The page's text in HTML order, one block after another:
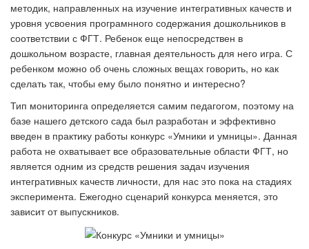
методик, направленных на изучение интегративных качеств и
уровня усвоения програмнного содержания дошкольников в
соответствии с ФГТ. Ребенок еще непосредствен в
дошкольном возрасте, главная деятельность для него игра. С
ребенком можно об очень сложных вещах говорить, но как
сделать так, чтобы ему было понятно и интересно?
Тип мониторинга определяется самим педагогом, поэтому на
базе нашего детского сада был разработан и эффективно
введен в практику работы конкурс «Умники и умницы». Данная
работа не охватывает все образовательные области ФГТ, но
является одним из средств решения задач изучения
интегративных качеств личности, для нас это пока на стадиях
эксперимента. Ежегодно сценарий конкурса меняется, это
зависит от выпускников.